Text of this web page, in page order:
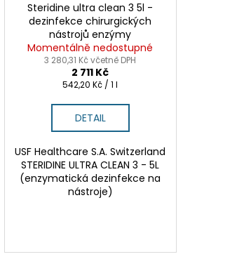
Steridine ultra clean 3 5l -
dezinfekce chirurgických
nástrojů enzýmy
Momentálně nedostupné
3 280,31 Kč včetně DPH
2 711 Kč
Měrná
542,20 Kč / 1 l
DETAIL
USF Healthcare S.A. Switzerland
STERIDINE ULTRA CLEAN 3 - 5L
(enzymatická dezinfekce na
nástroje)